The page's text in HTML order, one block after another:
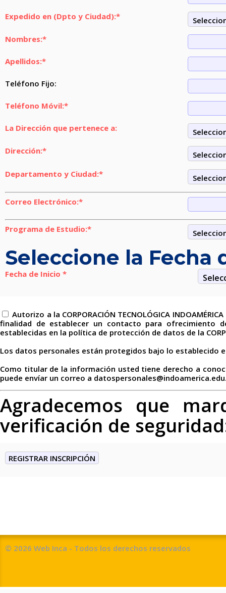
Expedido en (Dpto y Ciudad):*
Nombres:*
Apellidos:*
Teléfono Fijo:
Teléfono Móvil:*
La Dirección que pertenece a:
Dirección:*
Departamento y Ciudad:*
Correo Electrónico:*
Programa de Estudio:*
Seleccione la Fecha
Fecha de Inicio *
Autorizo a la CORPORACIÓN TECNOLÓGICA
finalidad de establecer un contacto para ofrecimiento
establecidas en la política de protección de datos de la
Los datos personales están protegidos bajo lo establecido
Como titular de la información usted tiene derecho a
puede envíar un correo a
Agradecemos que
verificación de
© 2026 Web Inca - Todos los derechos reservados